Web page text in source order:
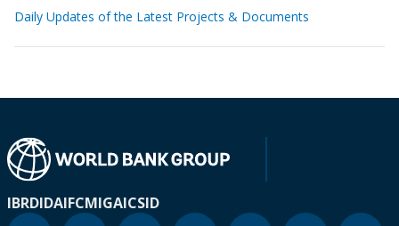
Daily Updates of the Latest Projects & Documents
IBRDIDAIFCMIGAICSID